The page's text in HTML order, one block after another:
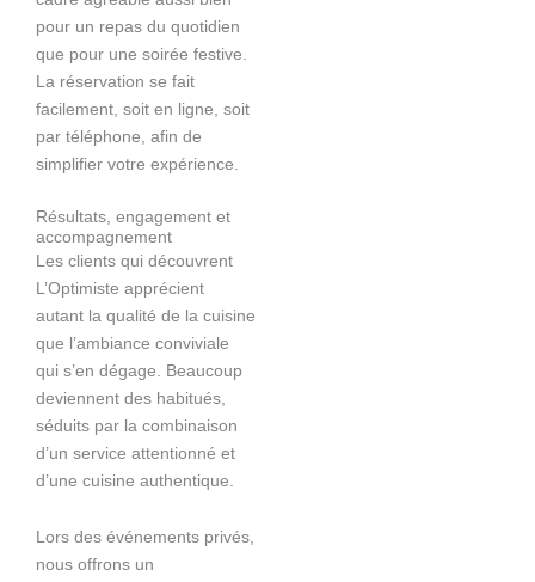
pour un repas du quotidien
que pour une soirée festive.
La réservation se fait
facilement, soit en ligne, soit
par téléphone, afin de
simplifier votre expérience.
Résultats, engagement et
accompagnement
Les clients qui découvrent
L’Optimiste apprécient
autant la qualité de la cuisine
que l’ambiance conviviale
qui s’en dégage. Beaucoup
deviennent des habitués,
séduits par la combinaison
d’un service attentionné et
d’une cuisine authentique.
Lors des événements privés,
nous offrons un